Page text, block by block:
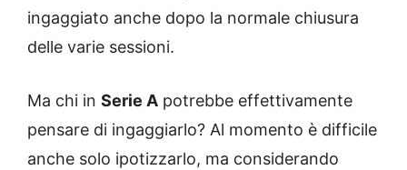
ingaggiato anche dopo la normale chiusura
delle varie sessioni.
Ma chi in Serie A potrebbe effettivamente
pensare di ingaggiarlo? Al momento è difficile
anche solo ipotizzarlo, ma considerando